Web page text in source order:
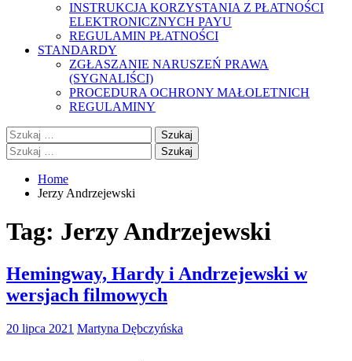
INSTRUKCJA KORZYSTANIA Z PŁATNOŚCI
ELEKTRONICZNYCH PAYU
REGULAMIN PŁATNOŚCI
STANDARDY
ZGŁASZANIE NARUSZEŃ PRAWA
(SYGNALIŚCI)
PROCEDURA OCHRONY MAŁOLETNICH
REGULAMINY
Szukaj:
Szukaj:
Home
Jerzy Andrzejewski
Tag: Jerzy Andrzejewski
Hemingway, Hardy i Andrzejewski w
wersjach filmowych
20 lipca 2021 Martyna Dębczyńska